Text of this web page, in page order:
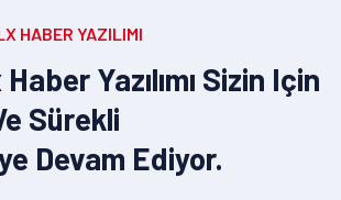
HABER YAZILIMI
Yazılımı Sizin Için
Sürekli
Devam Ediyor.